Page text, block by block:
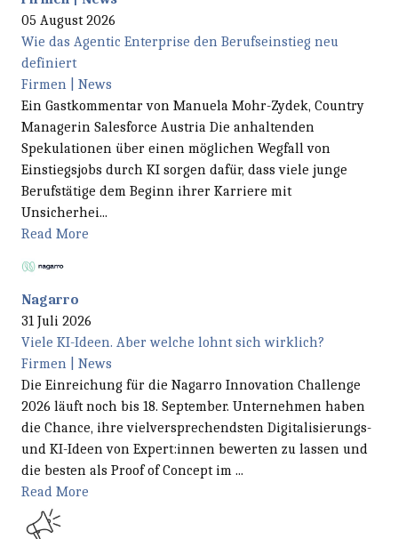
05 August 2026
Wie das Agentic Enterprise den Berufseinstieg neu
definiert
Firmen | News
Ein Gastkommentar von Manuela Mohr-Zydek, Country
Managerin Salesforce Austria Die anhaltenden
Spekulationen über einen möglichen Wegfall von
Einstiegsjobs durch KI sorgen dafür, dass viele junge
Berufstätige dem Beginn ihrer Karriere mit
Unsicherhei...
Read More
Nagarro
31 Juli 2026
Viele KI-Ideen. Aber welche lohnt sich wirklich?
Firmen | News
Die Einreichung für die Nagarro Innovation Challenge
2026 läuft noch bis 18. September. Unternehmen haben
die Chance, ihre vielversprechendsten Digitalisierungs-
und KI-Ideen von Expert:innen bewerten zu lassen und
die besten als Proof of Concept im ...
Read More